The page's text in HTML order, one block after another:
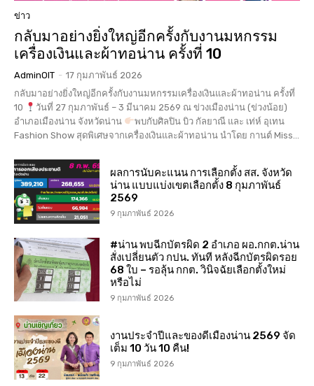
ข่าว
กลับมาอย่างยิ่งใหญ่อีกครั้งกับงานมหกรรม
เครื่องเงินและผ้าทอน่าน ครั้งที่ 10
AdminOIT - 17 กุมภาพันธ์ 2026
กลับมาอย่างยิ่งใหญ่อีกครั้งกับงานมหกรรมเครื่องเงินและผ้าทอน่าน ครั้งที่
10
วันที่ 27 กุมภาพันธ์ – 3 มีนาคม 2569 ณ ข่วงเมืองน่าน (ข่วงน้อย)
อำเภอเมืองน่าน จังหวัดน่าน
พบกับศิลปิน บิว กัลยาณี และ เท่ห์ อุเทน
Fashion Show สุดพิเศษจากเครื่องเงินและผ้าทอน่าน นำโดย กานต์ Miss...
ผลการนับคะแนน การเลือกตั้ง สส. จังหวัด
น่าน แบบแบ่งเขตเลือกตั้ง 8 กุมภาพันธ์
2569
9 กุมภาพันธ์ 2026
#น่าน พบฉีกบัตรผิด 2 อำเภอ ผอ.กกต.น่าน
สั่งเปลี่ยนตัว กปน. ทันที หลังฉีกบัตรผิดรอย
68 ใบ – รอลุ้น กกต. วินิจฉัยเลือกตั้งใหม่
หรือไม่
9 กุมภาพันธ์ 2026
งานประจำปีและของดีเมืองน่าน 2569 จัด
เต็ม 10 วัน 10 คืน!
9 กุมภาพันธ์ 2026